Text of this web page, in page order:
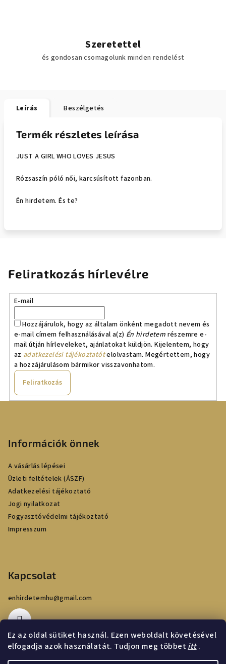
Ez az oldal sütiket használ. Ezen weboldalt követésével
elfogadja azok használatát. Tudjon meg többetitt.
Szeretettel
és gondosan csomagolunk minden rendelést
Leírás Beszélgetés
Termék részletes leírása
JUST A GIRL WHO LOVES JESUS
Rózsaszín póló női, karcsúsított fazonban.
Én hirdetem. És te?
Feliratkozás hírlevélre
E-mail
Hozzájárulok, hogy az általam önként megadott nevem és
e-mail címem felhasználásával a(z) Én hirdetem részemre e-
mail útján hírleveleket, ajánlatokat küldjön. Kijelentem, hogy
az adatkezelési tájékoztatótelolvastam. Megértettem, hogy
a hozzájárulásom bármikor visszavonhatom.
Feliratkozás
Információk önnek
A vásárlás lépései
Üzleti feltételek (ÁSZF)
Adatkezelési tájékoztató
Jogi nyilatkozat
Fogyasztóvédelmi tájékoztató
Impresszum
Kapcsolat
enhirdetemhu@gmail.com